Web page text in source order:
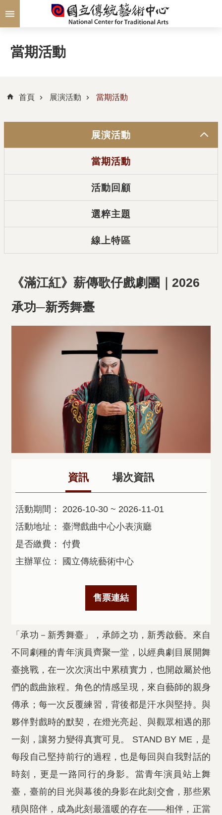
跳到主要內容區塊
當期活動
首頁 展演活動 當期活動
展演活動
當期活動
活動回顧
選粹主題
線上特區
《滿江紅》薪傳歌仔戲劇團｜2026
承功─新秀舞臺
資訊 場次資訊
活動期間：
2026-10-30 ~ 2026-11-01
活動地址：
臺灣戲曲中心小表演廳
是否繳費：
付費
主辦單位：
國立傳統藝術中心
售票連結
「承功－新秀舞臺」，承師之功，新秀啟藝。來自
不同劇種的青年演員齊聚一堂，以經典劇目展開舞
臺挑戰，在一次次演出中累積實力，也開啟屬於他
們的戲曲旅程。角色的情感呈現，來自藝師的親身
傳承；每一次反覆練習，背後都是汗水與堅持。與
夥伴對戲時的默契，在燈光亮起、與觀眾相遇的那
一刻，讓努力變得真實可見。 STAND BY ME，是
每段自己堅持前行的過程，也是每回與自我對話的
時刻，更是一路同行的身影。當青年演員站上舞
臺，臺前的目光與幕後的身影在此刻交會，那些累
積與陪伴，成為此刻最溫暖的存在——相伴，正當